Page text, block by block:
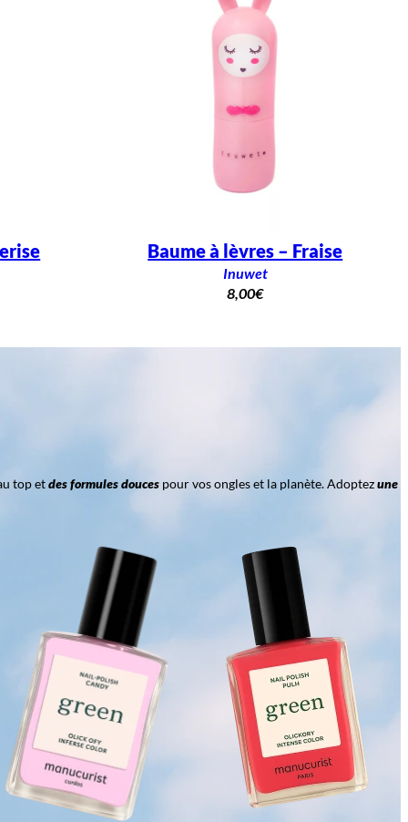
Baume à lèvres – Fraise
Inuwet
8,00€
top etdes formules doucespour vos ongles et la planète. Adoptezune